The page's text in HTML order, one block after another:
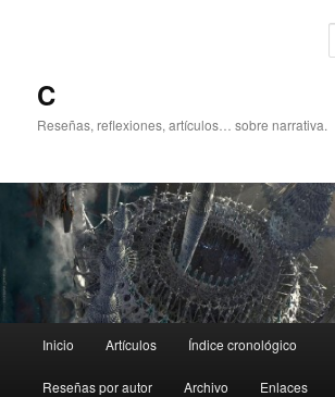
C
Reseñas, reflexiones, artículos… sobre narrativa.
principal
Inicio Artículos Índice cronológico
Reseñas por autor Archivo Enlaces